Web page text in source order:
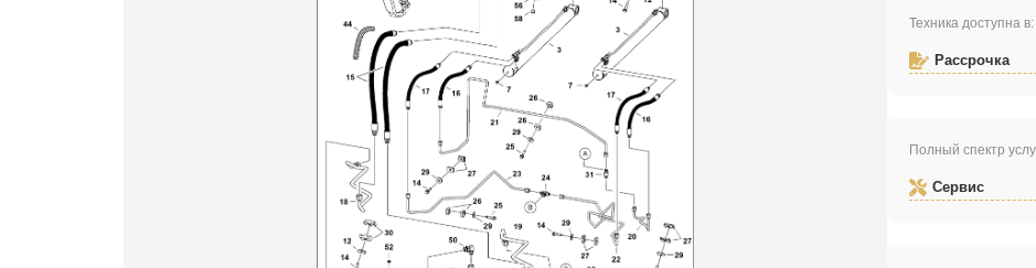
Техника доступна в:
Рассрочка
Полный спектр
Сервис